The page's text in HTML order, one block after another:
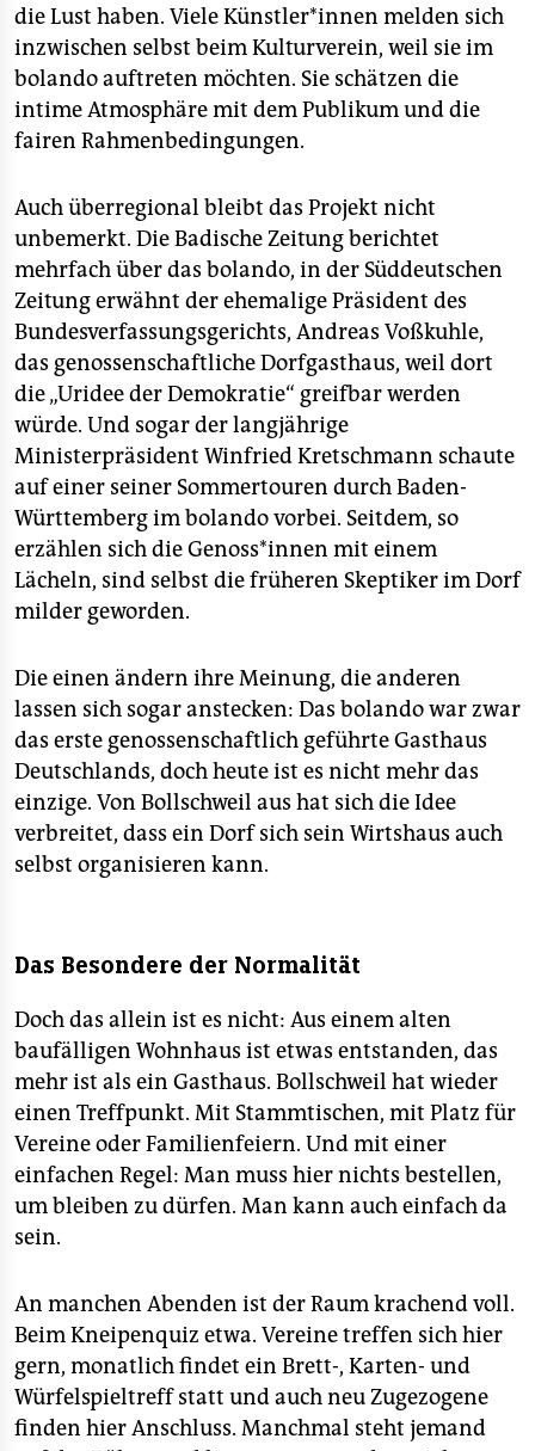
die Lust haben. Viele Künstler*innen melden sich
inzwischen selbst beim Kulturverein, weil sie im
bolando auftreten möchten. Sie schätzen die
intime Atmosphäre mit dem Publikum und die
fairen Rahmenbedingungen.
Auch überregional bleibt das Projekt nicht
unbemerkt. Die Badische Zeitung berichtet
mehrfach über das bolando, in der Süddeutschen
Zeitung erwähnt der ehemalige Präsident des
Bundesverfassungsgerichts, Andreas Voßkuhle,
das genossenschaftliche Dorfgasthaus, weil dort
die „Uridee der Demokratie“ greifbar werden
würde. Und sogar der langjährige
Ministerpräsident Winfried Kretschmann schaute
auf einer seiner Sommertouren durch Baden-
Württemberg im bolando vorbei. Seitdem, so
erzählen sich die Genoss*innen mit einem
Lächeln, sind selbst die früheren Skeptiker im Dorf
milder geworden.
Die einen ändern ihre Meinung, die anderen
lassen sich sogar anstecken: Das bolando war zwar
das erste genossenschaftlich geführte Gasthaus
Deutschlands, doch heute ist es nicht mehr das
einzige. Von Bollschweil aus hat sich die Idee
verbreitet, dass ein Dorf sich sein Wirtshaus auch
selbst organisieren kann.
Das Besondere der Normalität
Doch das allein ist es nicht: Aus einem alten
baufälligen Wohnhaus ist etwas entstanden, das
mehr ist als ein Gasthaus. Bollschweil hat wieder
einen Treffpunkt. Mit Stammtischen, mit Platz für
Vereine oder Familienfeiern. Und mit einer
einfachen Regel: Man muss hier nichts bestellen,
um bleiben zu dürfen. Man kann auch einfach da
sein.
An manchen Abenden ist der Raum krachend voll.
Beim Kneipenquiz etwa. Vereine treffen sich hier
gern, monatlich findet ein Brett-, Karten- und
Würfelspieltreff statt und auch neu Zugezogene
finden hier Anschluss. Manchmal steht jemand